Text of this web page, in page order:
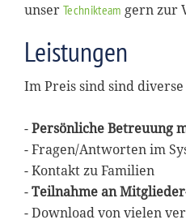
unser Technikteam gern zur
Leistungen
Im Preis sind sind
-Persönliche Betreuung
- Fragen/Antworten im
- Kontakt zu Familien
-Teilnahme an
- Download von vielen